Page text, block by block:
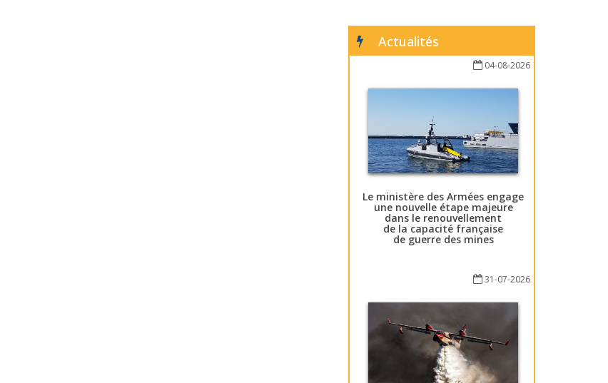
Actualités
04-08-2026
Le ministère des Armées engage
une nouvelle étape majeure
dans le renouvellement
de la capacité française
de guerre des mines
31-07-2026